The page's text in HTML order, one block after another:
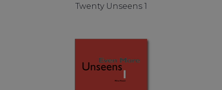
Twenty Unseens 1